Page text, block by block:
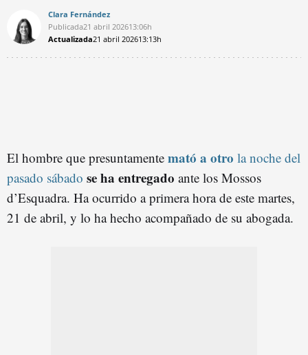
Clara Fernández
Publicada21 abril 202613:06h
Actualizada21 abril 202613:13h
El hombre que presuntamente mató a otro la noche del
pasado sábado se ha entregado ante los Mossos
d’Esquadra. Ha ocurrido a primera hora de este martes,
21 de abril, y lo ha hecho acompañado de su abogada.